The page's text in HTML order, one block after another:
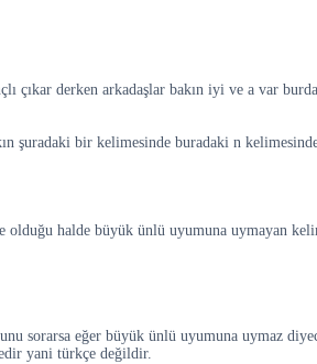
derken arkadaşlar bakın iyi ve a var
şuradaki bir kelimesinde buradaki n
halde büyük ünlü uyumuna uymayan
sorarsa eğer büyük ünlü uyumuna uymaz
yani türkçe değildir.